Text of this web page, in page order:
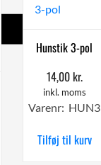
Hunstik 3-pol
14,00kr.
inkl. moms
Varenr: HUN3
Tilføj til kurv